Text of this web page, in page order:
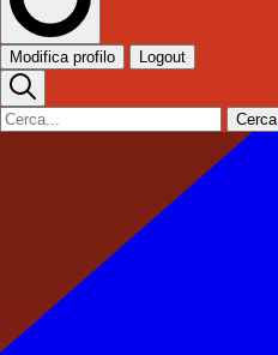
Modifica profilo Logout
Cerca